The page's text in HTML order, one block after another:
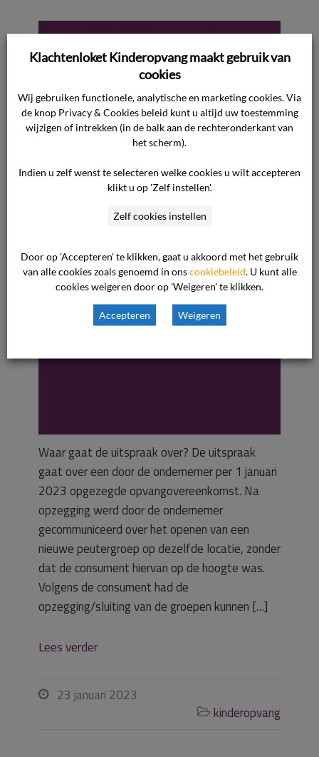
Voldoende
aannemelijk
gemaakt
zwaarwegende
reden,
overeenkomst
zorgvuldig
opgezegd, maar
communicatie
Waar gaat de uitspraak over? De uitspraak
gaat over een door de ondernemer per 1 januari
2023 opgezegde opvangovereenkomst. Na
opzegging werd door de ondernemer
gecommuniceerd over het openen van een
nieuwe peutergroep op dezelfde locatie, zonder
dat de consument hiervan op de hoogte was.
Volgens de consument had de
opzegging/sluiting van de groepen kunnen […]
Lees verder
 23 januari 2023
 kinderopvang
Klachtenloket Kinderopvang maakt gebruik van
cookies
Wij gebruiken functionele, analytische en marketing cookies. Via
de knop Privacy & Cookies beleid kunt u altijd uw toestemming
wijzigen of intrekken (in de balk aan de rechteronderkant van
het scherm).
Indien u zelf wenst te selecteren welke cookies u wilt accepteren
klikt u op 'Zelf instellen'.
Zelf cookies instellen
Door op 'Accepteren' te klikken, gaat u akkoord met het gebruik
van alle cookies zoals genoemd in onscookiebeleid. U kunt alle
cookies weigeren door op 'Weigeren' te klikken.
Accepteren Weigeren